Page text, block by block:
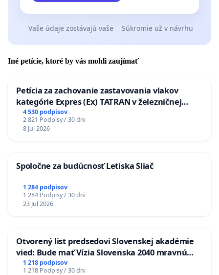
Vaše údaje zostávajú vaše Súkromie už v návrhu
Iné petície, ktoré by vás mohli zaujímať
Petícia za zachovanie zastavovania vlakov
kategórie Expres (Ex) TATRAN v železničnej
stanici Púchov
4 530 podpisov
2 821 Podpisy / 30 dni
8 Jul 2026
Spoločne za budúcnosť Letiska Sliač
1 284 podpisov
1 284 Podpisy / 30 dni
23 Jul 2026
Otvorený list predsedovi Slovenskej akadémie
vied: Bude mať Vízia Slovenska 2040 mravnú
chrbticu?
1 218 podpisov
1 218 Podpisy / 30 dni